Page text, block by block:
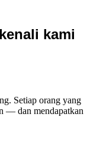
kami
Setiap orang yang
— dan mendapatkan